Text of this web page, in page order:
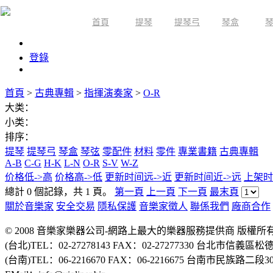
首頁 提琴 提琴弓 琴盒
登錄
首頁 > 古典專輯 > 指揮演奏家 > O-R
大类：
小类：
排序：
提琴 提琴弓 琴盒 琴弦 零配件 材料 零件 專業書籍 古典專輯
A-B C-G H-K L-N O-R S-V W-Z
价格低->高 价格高->低 更新时间远->近 更新时间近->远
上架
總計 0 個記錄，共 1 頁。 第一頁 上一頁 下一頁 最末頁
關於音樂家 安全交易 隱私保護 音樂家徵人 聯係我們 廠商合作
© 2008 音樂家樂器公司-網路上最大的樂器服務提供商 版權所
(台北)TEL：02-27278143 FAX：02-27277330 台北市信義區松
(台南)TEL：06-2216670 FAX：06-2216675 台南市民族路二